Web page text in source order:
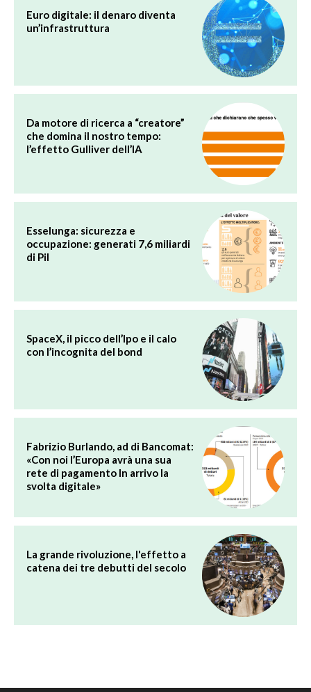
Euro digitale: il denaro diventa
un’infrastruttura
Da motore di ricerca a “creatore”
che domina il nostro tempo:
l’effetto Gulliver dell’IA
Esselunga: sicurezza e
occupazione: generati 7,6 miliardi
di Pil
SpaceX, il picco dell’Ipo e il calo
con l’incognita del bond
Fabrizio Burlando, ad di Bancomat:
«Con noi l’Europa avrà una sua
rete di pagamento In arrivo la
svolta digitale»
La grande rivoluzione, l'effetto a
catena dei tre debutti del secolo